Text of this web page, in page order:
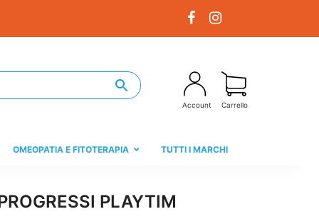
Account Carrello
OMEOPATIA E FITOTERAPIA TUTTI I MARCHI
PLAYTIM